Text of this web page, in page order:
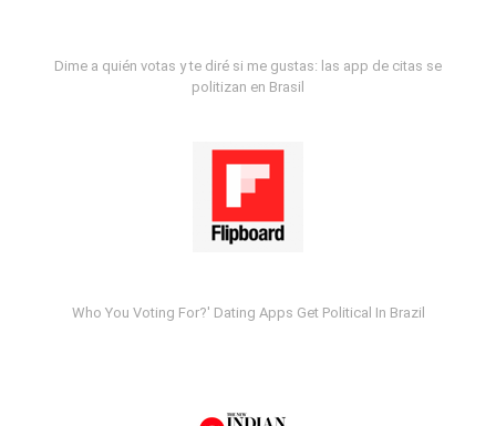
Dime a quién votas y te diré si me gustas: las app de citas se
politizan en Brasil
Who You Voting For?' Dating Apps Get Political In Brazil